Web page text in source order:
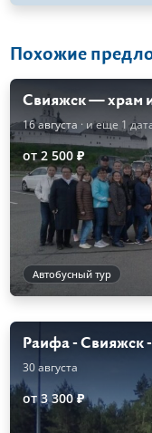
Похожие
Свияжск — храм
16 августа · и еще 1
от 2 500 ₽
Автобусный тур
Раифа - Свияжск
30 августа
от 3 300 ₽